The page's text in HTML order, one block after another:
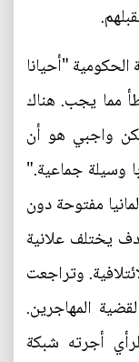
"أحيانا
مما يجب. هناك
واجبي هو أن
جماعية."
مفتوحة دون
يختلف علانية
وتراجعت
المهاجرين.
أجرته شبكة